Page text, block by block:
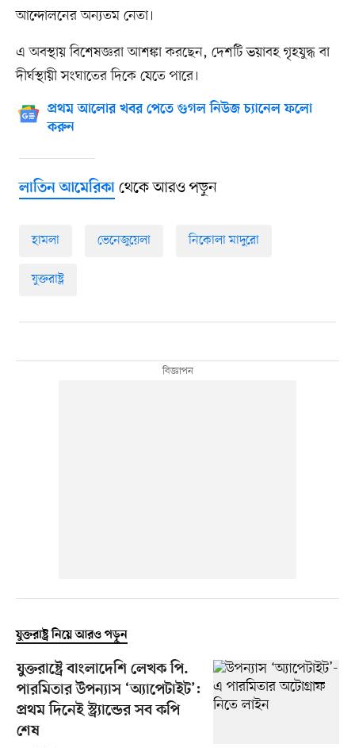
আন্দোলনের অন্যতম নেতা।
এ অবস্থায় বিশেষজ্ঞরা আশঙ্কা করছেন, দেশটি ভয়াবহ গৃহযুদ্ধ বা
দীর্ঘস্থায়ী সংঘাতের দিকে যেতে পারে।
প্রথম আলোর খবর পেতে গুগল নিউজ চ্যানেল ফলো
করুন
লাতিন আমেরিকাথেকে আরও পড়ুন
হামলা ভেনেজুয়েলা নিকোলা মাদুরো
যুক্তরাষ্ট্র
যুক্তরাষ্ট্র নিয়ে আরও পড়ুন
যুক্তরাষ্ট্রে বাংলাদেশি লেখক পি.
পারমিতার উপন্যাস ‘অ্যাপেটাইট’:
প্রথম দিনেই স্ট্র্যান্ডের সব কপি
শেষ